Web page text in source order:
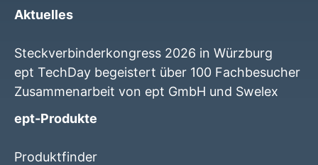
Aktuelles
Steckverbinderkongress 2026 in Würzburg
ept TechDay begeistert über 100 Fachbesucher
Zusammenarbeit von ept GmbH und Swelex
ept-Produkte
Produktfinder